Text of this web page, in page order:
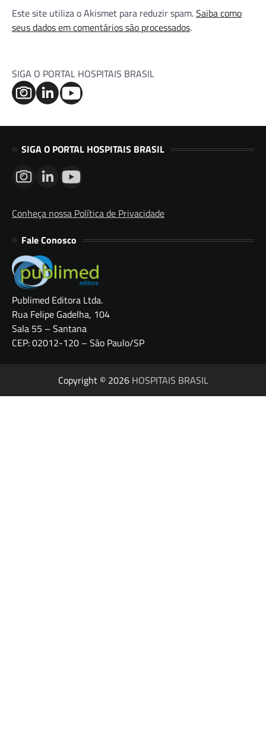
Este site utiliza o Akismet para reduzir spam.Saiba como
seus dados em comentários são processados.
SIGA O PORTAL HOSPITAIS BRASIL
SIGA O PORTAL HOSPITAIS BRASIL
Conheça nossa Política de Privacidade
Fale Conosco
Publimed Editora Ltda.
Rua Felipe Gadelha, 104
Sala 55 – Santana
CEP: 02012-120 – São Paulo/SP
Copyright © 2026 HOSPITAIS BRASIL